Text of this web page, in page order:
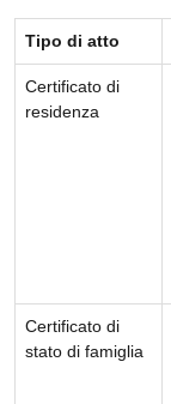
Tipo di atto
Certificato di
residenza
Certificato di
stato di famiglia